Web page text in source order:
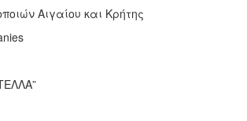
Αιγαίου και Κρήτης